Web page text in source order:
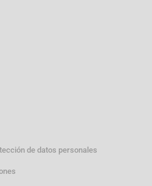
de datos personales